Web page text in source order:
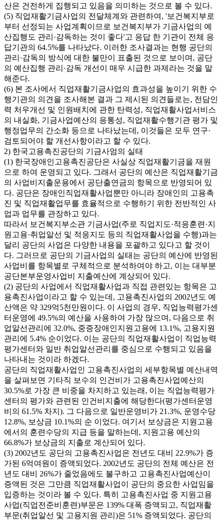
산은 건전하게 집행되고 있음을 의미하는 것으로 볼 수 있다.
(5) 직업재활기금사업의 전달체계와 관련하여, '보건복지부로
부터 선정되는 사업계획이므로 보건복지부가 기금사업의 예
산집행도 관리·감독하는 것이 좋다'고 응답 한 기관이 전체 응
답기관의 64.5%를 나타났다. 이러한 조사결과는 현행 공단의
관리·감독의 방식에 대한 불만이 표출된 것으로 보이며, 공단
의 예산집행 관리·감독 개선이 매우 시급한 과제라는 것을 말
해준다.
(6) 본 조사에서 직업재활기금사업의 효과성을 높이기 위한 수
행기관의 의견을 조사해본 결과 그 제시된 의견들로는, 전담인
력 처우개선 및 인원배치에 관한 탄력성, 직업재활사업서비스
의 내실화, 기금사업예산의 응통성, 직업재활수행기관 평가 및
행정업무의 간소화 등으로 나타났는데, 이것들은 모두 연구·
검토되어야 할 개선사항이라고 할 수 있다.
2) 한국고용촉진공단의 기금사엄의 실태
(1) 한국장애인고용촉진공단은 사실상 직업재활기금을 재원
으로 하여 운영되고 있다. 그래서 공단의 예산은 직업재활기금
의 사업비지출운용에서 공단출연금의 항목으로 반영되어 있
다. 공단은 장애인직업재활사업뿐만 아니라 장애인의 고용촉
진 및 직업재활업무를 효율적으로 수행하기 위한 전반적인 사
업과 업무를 관장하고 있다.
따라서 보건복지부소관 기금사업(주로 직업지도·적응훈련·지
원고용·취업알선 및 적응지도 등의 직업재활사업을 수행)과는
달리 공단의 사업은 다양한 내용을 포괄하고 있다고 할 것이
다. 그러므로 공단의 기금사업의 실태는 공단의 예산에 반영된
사업비를 항목별로 구체적으로 분석하여야 하고, 이는 대부분
공단본부운영사업비 지출예산에 계상되어 있다.
(2) 공단의 사업에서 직업재활사업과 직접 관련있는 항목은 고
용촉진사업이라고 할 수 있는데, 고용촉진사업의 2002년도 예
산액은 약 329억5천만원이다. 이 사업의 경우, 직업능력평가센
터운영에 49.5%의 예산을 사용하여 가장 많으며, 다음으로 취
업알선관리에 32.0%, 중증장애인지원고용에 13.1%, 고용지원
관리에 5.4% 순이었다. 이는 공단의 직업재활사업이 직업능력
평가센터와 일반 취업알선관리를 중심으로 수행되고 있음을
나타내는 것이라 하겠다.
공단의 직업재활사업인 고용촉진사업의 세부항목별 예산내역
을 살펴보면 기타직 보수의 인건비가 고용촉진사업예산의
30.5%로 가장 큰 비중을 차지하고 있는래, 이는 직업능력평가
센터의 평가와 관련된 인건비지출에 해당한다(평가센터운영
비의 61.5% 차지). 그 다음으로 일반운영비가 21.3%, 운영수당
12.8%, 보상금 10.1%의 순 이었다. 여기서 보상금은 지원고용
에서의 훈련수당의 지급 등을 말하는데, 지원고용 예산의
66.8%가 보상금의 지출로 계산되어 있다.
(3) 2002년도 공단의 고용촉진사업은 전년도 대비 22.9%가 증
가된 6억여원이 증액되었다. 2002년도 공단의 전체 예산은 전
년도 대비 26%가 줄었음에도 불구하고 고용촉진사업예산이
증액된 것은 그만큼 직업재활사업이 공단의 중요한 사업임을
입증하는 것이라 볼 수 있다. 특히 고용촉진사업 중 지원고용
사업(직업전준비훈련)부문은 139% 대폭 증액되고, 직업재활
부문(취업알선 및 고용지원 관리)은 51% 증액되었다. 공단의